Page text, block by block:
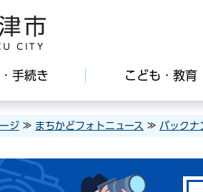
手続き こども・教育
ジ ≫ まちかどフォトニュース ≫ バックナ